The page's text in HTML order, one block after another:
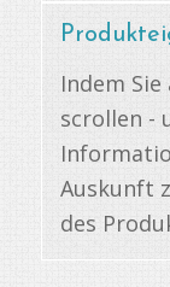
Indem
scrollen -
Auskunft
des